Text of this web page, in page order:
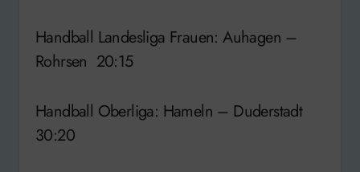
Handball Landesliga Frauen: Auhagen –
Rohrsen 20:15
Handball Oberliga: Hameln – Duderstadt
30:20